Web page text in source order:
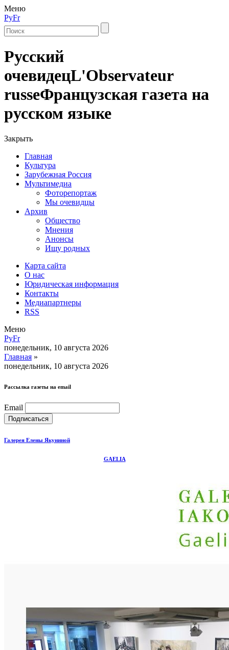
Меню
РуFr
Русский
очевидецL'Observateur
russeФранцузская газета на
русском языке
Закрыть
Главная
Культура
Зарубежная Россия
Мультимедиа
Фоторепортаж
Мы очевидцы
Архив
Общество
Мнения
Анонсы
Ищу родных
Карта сайта
О нас
Юридическая информация
Контакты
Медиапартнеры
RSS
Меню
РуFr
понедельник, 10 августа 2026
Главная »
понедельник, 10 августа 2026
Рассылка газеты на email
Email
Галерея Елены Якуниной
GAELIA